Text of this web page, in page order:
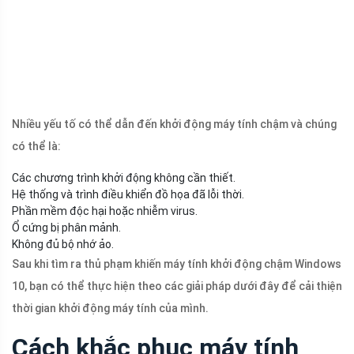
Nhiều yếu tố có thể dẫn đến khởi động máy tính chậm và chúng
có thể là:
Các chương trình khởi động không cần thiết.
Hệ thống và trình điều khiển đồ họa đã lỗi thời.
Phần mềm độc hại hoặc nhiễm virus.
Ổ cứng bị phân mảnh.
Không đủ bộ nhớ ảo.
Sau khi tìm ra thủ phạm khiến máy tính khởi động chậm Windows
10, bạn có thể thực hiện theo các giải pháp dưới đây để cải thiện
thời gian khởi động máy tính của mình.